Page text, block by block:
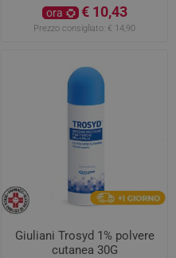
ora € 10,43
Prezzo consigliato: € 14,90
Giuliani Trosyd 1% polvere
cutanea 30G